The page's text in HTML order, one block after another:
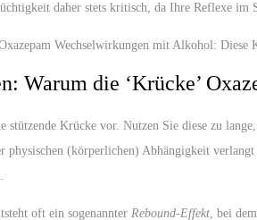
daher stets kritisch, da Ihre Reflexe im
Wechselwirkungen mit Alkohol: Diese
Warum die ‘Krücke’
stützende Krücke vor. Nutzen Sie diese zu
physischen (körperlichen) Abhängigkeit
oft ein sogenannter Rebound-Effekt, bei